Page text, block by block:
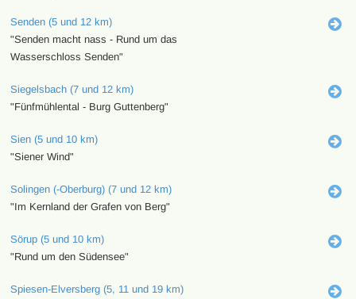
Senden (5 und 12 km)
"Senden macht nass - Rund um das
Wasserschloss Senden"
Siegelsbach (7 und 12 km)
"Fünfmühlental - Burg Guttenberg"
Sien (5 und 10 km)
"Siener Wind"
Solingen (-Oberburg) (7 und 12 km)
"Im Kernland der Grafen von Berg"
Sörup (5 und 10 km)
"Rund um den Südensee"
Spiesen-Elversberg (5, 11 und 19 km)